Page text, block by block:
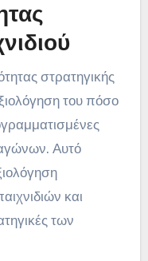
στρατηγικής
του πόσο
αγώνων. Αυτό
και
των